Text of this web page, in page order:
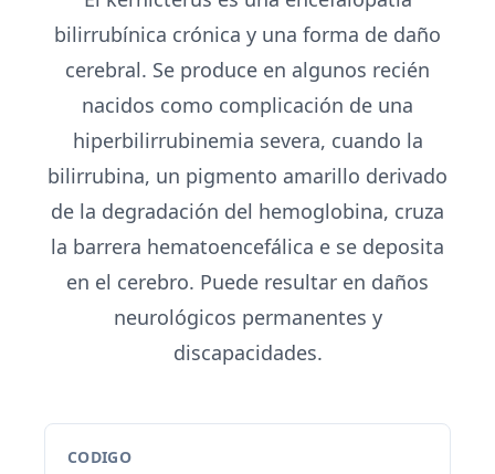
bilirrubínica crónica y una forma de daño
cerebral. Se produce en algunos recién
nacidos como complicación de una
hiperbilirrubinemia severa, cuando la
bilirrubina, un pigmento amarillo derivado
de la degradación del hemoglobina, cruza
la barrera hematoencefálica e se deposita
en el cerebro. Puede resultar en daños
neurológicos permanentes y
discapacidades.
CODIGO